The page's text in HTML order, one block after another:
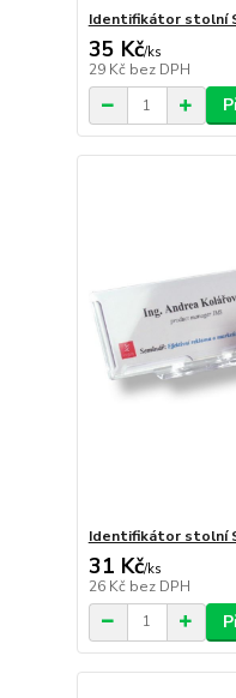
Identifikátor stolní
35 Kč/ks
29 Kč bez DPH
Identifikátor stolní
31 Kč/ks
26 Kč bez DPH